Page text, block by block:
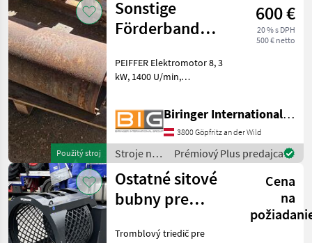
Použitý stroj
Sonstige
Förderband
für 70 cm
Gurtbreite
600 €
20 % s DPH
500 € netto
PEIFFER Elektromotor 8, 3
kW, 1400 U/min,
Sito
Biringer International GmbH
3800 Göpfritz an der Wild
Stroje na
stavbu /
Sonstige
Prémiový Plus predajca
Ostatné sitové
bubny pre
Cena
na
Tromblový triedič pre